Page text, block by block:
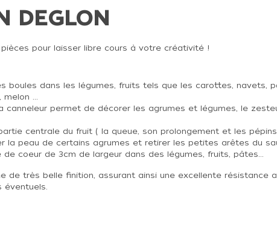
DEGLON
pour laisser libre cours à votre créativité !
boules dans les légumes, fruits tels que les carottes, navets,
...
canneleur permet de décorer les agrumes et légumes, le
centrale du fruit ( la queue, son prolongement et les
la peau de certains agrumes et retirer les petites arêtes du
coeur de 3cm de largeur dans des légumes, fruits, pâtes...
de très belle finition, assurant ainsi une excellente résistance